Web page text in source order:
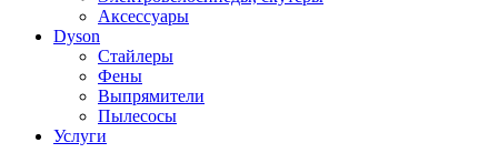
Аксессуары
Dyson
Стайлеры
Фены
Выпрямители
Пылесосы
Услуги